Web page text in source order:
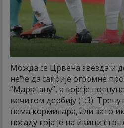
Можда се Црвена звезда и
неће да сакрије огромне
“Маракану”, а које је
вечитом дербију (1:3).
нема кормилара, али зато
посаду која је на ивици